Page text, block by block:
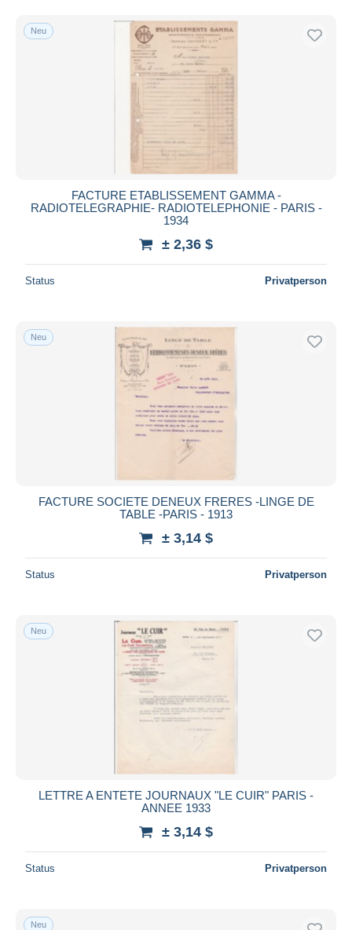
Neu
FACTURE ETABLISSEMENT GAMMA -
RADIOTELEGRAPHIE- RADIOTELEPHONIE - PARIS -
1934
± 2,36 $
Status Privatperson
Neu
FACTURE SOCIETE DENEUX FRERES -LINGE DE
TABLE -PARIS - 1913
± 3,14 $
Status Privatperson
Neu
LETTRE A ENTETE JOURNAUX "LE CUIR" PARIS -
ANNEE 1933
± 3,14 $
Status Privatperson
Neu